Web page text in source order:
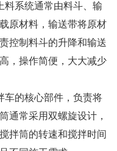
系统通常由料斗、输
原材料，输送带将原材
控制料斗的升降和输送
，操作简便，大大减少
的核心部件，负责将
通常采用双螺旋设计，
拌筒的转速和搅拌时间